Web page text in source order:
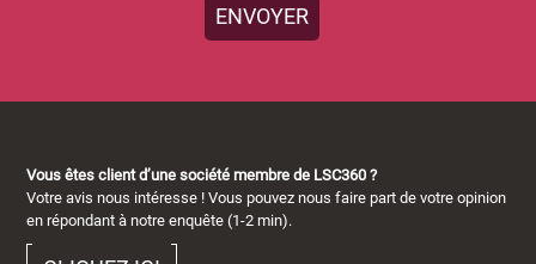
Vous êtes client d’une société membre de LSC360 ?
Votre avis nous intéresse ! Vous pouvez nous faire part de votre opinion
en répondant à notre enquête (1-2 min).